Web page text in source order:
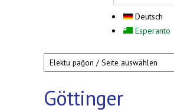
Deutsch
Esperanto
Göttinger